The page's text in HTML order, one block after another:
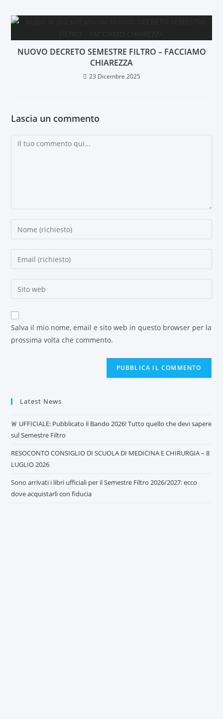
NUOVO DECRETO SEMESTRE FILTRO – FACCIAMO
CHIAREZZA
23 Dicembre 2025
Lascia un commento
Salva il mio nome, email e sito web in questo browser per la
prossima volta che commento.
Latest News
🚨 UFFICIALE: Pubblicato il Bando 2026! Tutto quello che devi sapere
sul Semestre Filtro
RESOCONTO CONSIGLIO DI SCUOLA DI MEDICINA E CHIRURGIA – 8
LUGLIO 2026
Sono arrivati i libri ufficiali per il Semestre Filtro 2026/2027: ecco
dove acquistarli con fiducia